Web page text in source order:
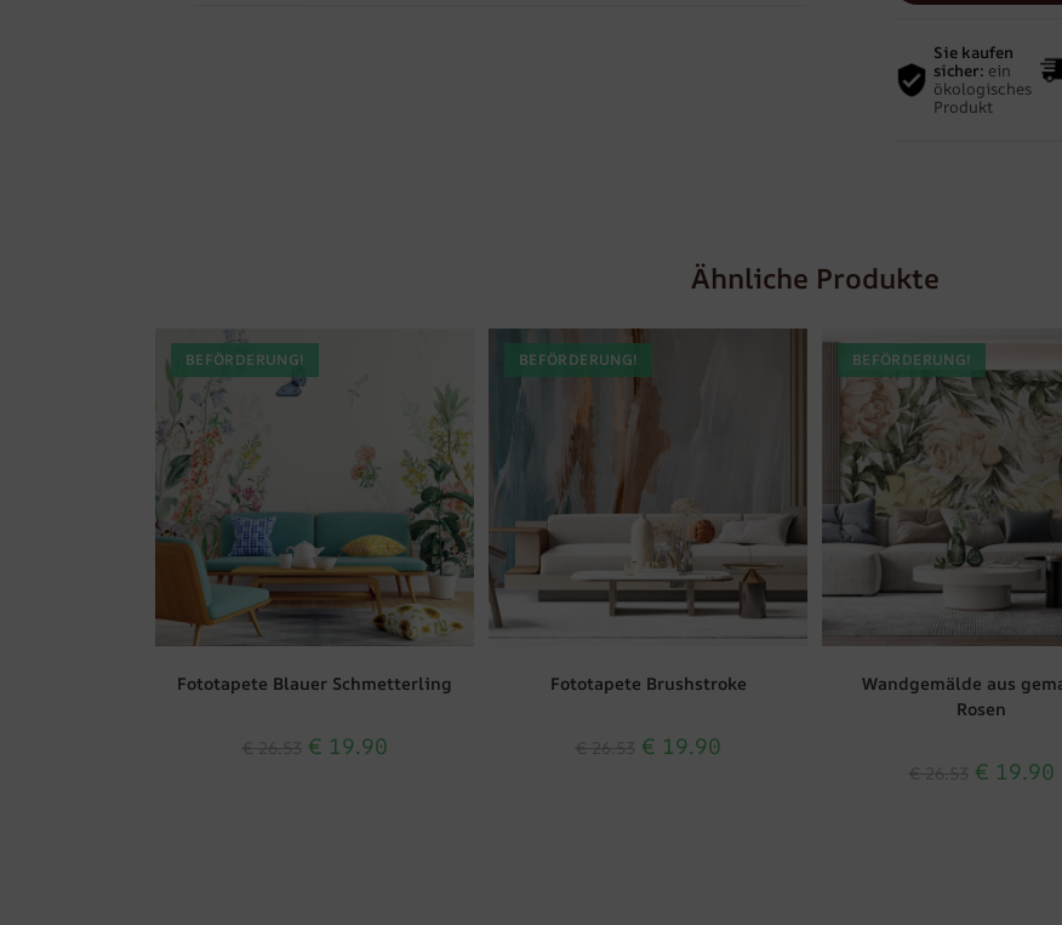
Sie kaufen
sicher: ein
ökologisches
Produkt
Ähnliche Produkte
BEFÖRDERUNG!
Fototapete Blauer Schmetterling
€ 19.90
BEFÖRDERUNG!
Fototapete Brushstroke
€ 19.90
BEFÖRDERUNG!
Wandgemälde aus
Rosen
€ 19.90